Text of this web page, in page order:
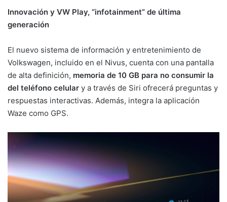
Innovación y VW Play, “infotainment” de última
generación
El nuevo sistema de información y entretenimiento de
Volkswagen, incluido en el Nivus, cuenta con una pantalla
de alta definición, memoria de 10 GB para no consumir la
del teléfono celular y a través de Siri ofrecerá preguntas y
respuestas interactivas. Además, integra la aplicación
Waze como GPS.